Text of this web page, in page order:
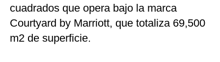
cuadrados que opera bajo la marca
Courtyard by Marriott, que totaliza 69,500
m2 de superficie.